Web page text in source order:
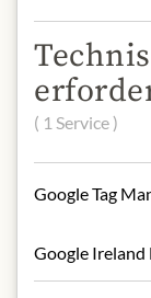
( 1 Service )
Google Tag
Google Ireland